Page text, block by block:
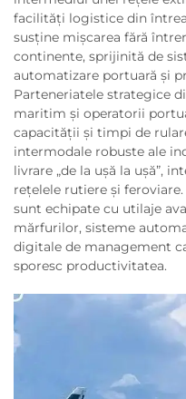
facilități logistice din
susține mișcarea fără
continente, sprijinită de
automatizare portuară și
Parteneriatele strategice
maritim și operatorii
capacității și timpi de
intermodale robuste ale
livrare „de la ușă la ușă”,
rețelele rutiere și
sunt echipate cu utilaje
mărfurilor, sisteme
digitale de management
sporesc productivitatea.